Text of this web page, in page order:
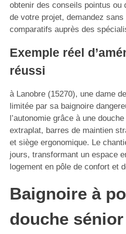
obtenir des conseils pointus ou
de votre projet, demandez
comparatifs auprès des
Exemple réel
réussi
à Lanobre (15270), une dame
limitée par sa baignoire
l’autonomie grâce à une
extraplat, barres de maintien
et siège ergonomique. Le
jours, transformant un espace
logement en pôle de confort et
Baignoire à
douche